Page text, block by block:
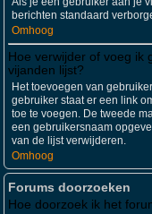
berichten standaard
Omhoog
Hoe verwijder of voeg ik
vijanden lijst?
Het toevoegen van
gebruiker staat er een link
toe te voegen. De tweede
een gebruikersnaam
van de lijst verwijderen.
Omhoog
Forums doorzoeken
Hoe doorzoek ik het